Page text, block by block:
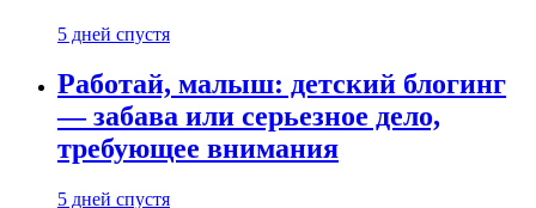
5 дней спустя
Работай, малыш: детский блогинг
— забава или серьезное дело,
требующее внимания
5 дней спустя